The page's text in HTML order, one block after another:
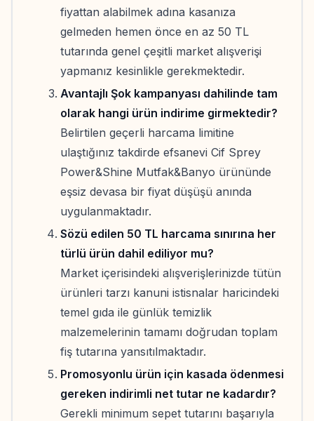
fiyattan alabilmek adına kasanıza
gelmeden hemen önce en az 50 TL
tutarında genel çeşitli market alışverişi
yapmanız kesinlikle gerekmektedir.
Avantajlı Şok kampanyası dahilinde tam
olarak hangi ürün indirime girmektedir?
Belirtilen geçerli harcama limitine
ulaştığınız takdirde efsanevi Cif Sprey
Power&Shine Mutfak&Banyo ürününde
eşsiz devasa bir fiyat düşüşü anında
uygulanmaktadır.
Sözü edilen 50 TL harcama sınırına her
türlü ürün dahil ediliyor mu?
Market içerisindeki alışverişlerinizde tütün
ürünleri tarzı kanuni istisnalar haricindeki
temel gıda ile günlük temizlik
malzemelerinin tamamı doğrudan toplam
fiş tutarına yansıtılmaktadır.
Promosyonlu ürün için kasada ödenmesi
gereken indirimli net tutar ne kadardır?
Gerekli minimum sepet tutarını başarıyla